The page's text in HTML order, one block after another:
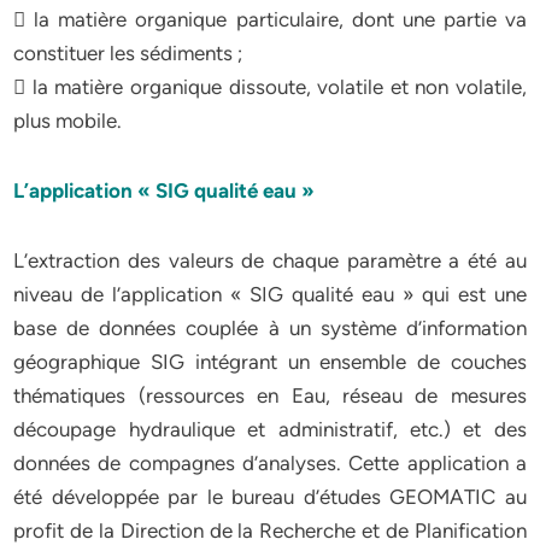
 la matière organique particulaire, dont une partie va
constituer les sédiments ;
 la matière organique dissoute, volatile et non volatile,
plus mobile.
L’application « SIG qualité eau »
L’extraction des valeurs de chaque paramètre a été au
niveau de l’application « SIG qualité eau » qui est une
base de données couplée à un système d’information
géographique SIG intégrant un ensemble de couches
thématiques (ressources en Eau, réseau de mesures
découpage hydraulique et administratif, etc.) et des
données de compagnes d’analyses. Cette application a
été développée par le bureau d’études GEOMATIC au
profit de la Direction de la Recherche et de Planification